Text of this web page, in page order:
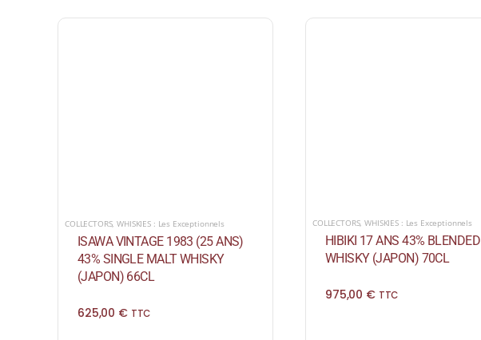
COLLECTORS,WHISKIES : Les Exceptionnels
ISAWA VINTAGE 1983 (25 ANS)
43% SINGLE MALT WHISKY
(JAPON) 66CL
625,00 € TTC
COLLECTORS,WHISKIES : Les Exceptionnels
HIBIKI 17 ANS 43% BLENDED
WHISKY (JAPON) 70CL
975,00 € TTC